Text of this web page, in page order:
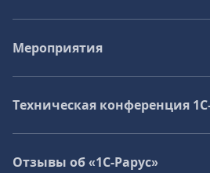
Мероприятия
Техническая конференция
Отзывы об «1С-Рарус»